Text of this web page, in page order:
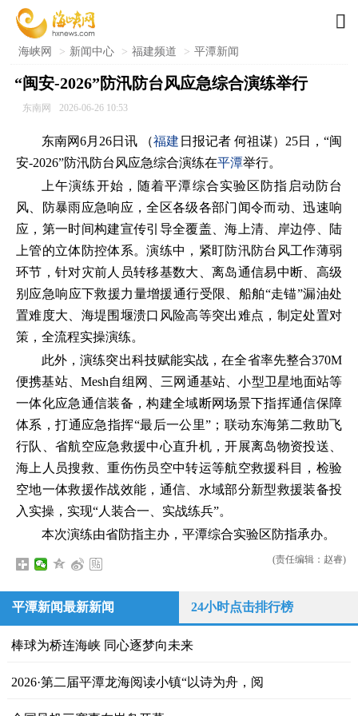

海峡网 > 新闻中心 > 福建频道 > 平潭新闻
“闽安-2026”防汛防台风应急综合演练举行
东南网 2026-06-26 10:53
东南网6月26日讯 （福建 日报记者 何祖谋）25日，“闽
安-2026”防汛防台风应急综合演练在平潭举行。
上午演练开始，随着平潭综合实验区防指启动防台
风、防暴雨应急响应，全区各级各部门闻令而动、迅速响
应，第一时间构建宣传引导全覆盖、海上清、岸边停、陆
上管的立体防控体系。演练中，紧盯防汛防台风工作薄弱
环节，针对灾前人员转移基数大、离岛通信易中断、高级
别应急响应下救援力量增援通行受限、船舶“走锚”漏油处
置难度大、海堤围堰溃口风险高等突出难点，制定处置对
策，全流程实操演练。
此外，演练突出科技赋能实战，在全省率先整合370M
便携基站、Mesh自组网、三网通基站、小型卫星地面站等
一体化应急通信装备，构建全域断网场景下指挥通信保障
体系，打通应急指挥“最后一公里”；联动东海第二救助飞
行队、省航空应急救援中心直升机，开展离岛物资投送、
海上人员搜救、重伤伤员空中转运等航空救援科目，检验
空地一体救援作战效能，通信、水域部分新型救援装备投
入实操，实现“人装合一、实战练兵”。
本次演练由省防指主办，平潭综合实验区防指承办。
(责任编辑：赵睿)
平潭新闻最新新闻 24小时点击排行榜
棒球为桥连海峡 同心逐梦向未来
2026·第二届平潭龙海阅读小镇“以诗为舟，阅